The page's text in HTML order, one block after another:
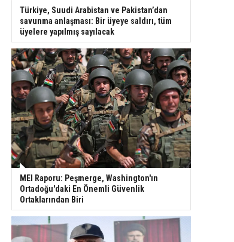
Türkiye, Suudi Arabistan ve Pakistan’dan
savunma anlaşması: Bir üyeye saldırı, tüm
üyelere yapılmış sayılacak
MEI Raporu: Peşmerge, Washington'ın
Ortadoğu'daki En Önemli Güvenlik
Ortaklarından Biri